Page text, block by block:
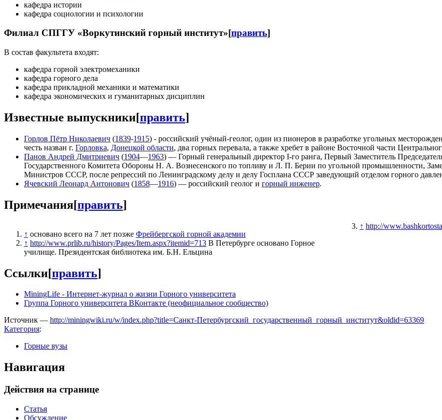
кафедра истории
кафедра социологии и психологии
Филиал СПГГУ «Воркутинский горный институт»[править]
В состав факультета входят:
кафедра горной электромеханики
кафедра горного дела
кафедра прикладной механики и математики
кафедра экономических и гуманитарных дисциплин
Известные выпускники[править]
Горлов Пётр Николаевич (1839-1915) - российский учёный-геолог, один из пионеров в разработке угольных
честь назван г. Горловка, Донецкой области, два горных перевала, а также хребет в районе Восточной части
Панов Андрей Дмитриевич (1904—1963) — Горный генеральный директор I-го ранга, Первый Заместитель
Государственного Комитета Обороны Н. А. Вознесенского по топливу и Л. П. Берии по угольной промышленности,
Министров СССР, после репрессий по Ленинградскому делу и делу Госплана СССР заведующий отделом горного
Ячевский Леонард Антонович (1858—1916) — российский геолог и горный инженер.
Примечания[править]
↑ основано всего на 7 лет позже Фрейбергской горной академии
↑ http://www.prlib.ru/history/Pages/Item.aspx?itemid=713 В Петербурге основано Горное
училище. Президентская библиотека им. Б.Н. Ельцина
↑ http://
Ссылки[править]
MiningLife - Интернет-журнал о жизни Горного университета
Группа Горного университета ВКонтакте (неофициальное сообщество)
Источник — http://miningwiki.ru/w/index.php?title=Санкт-Петербургский_государственный_горный_институт&oldid=63369
Категория:
Горные вузы
Навигация
Действия на странице
Статья
Обсуждение